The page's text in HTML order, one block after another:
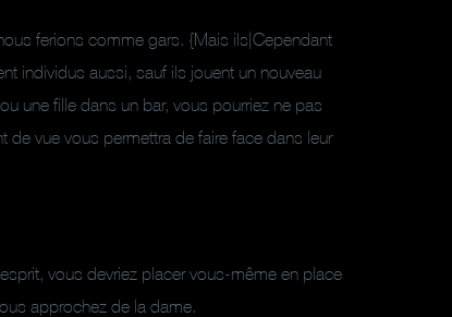
ferions comme gars. {Mais ils|Cependant
individus aussi, sauf ils jouent un nouveau
une fille dans un bar, vous pourriez ne pas
de vue vous permettra de faire face dans leur
vous devriez placer vous-même en place
approchez de la dame.